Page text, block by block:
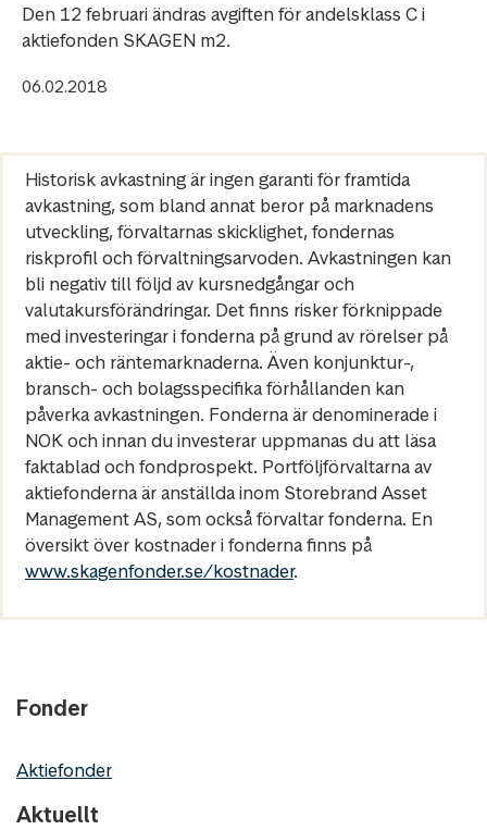
Den 12 februari ändras avgiften för andelsklass C i
aktiefonden SKAGEN m2.
06.02.2018
Historisk avkastning är ingen garanti för framtida
avkastning, som bland annat beror på marknadens
utveckling, förvaltarnas skicklighet, fondernas
riskprofil och förvaltningsarvoden. Avkastningen kan
bli negativ till följd av kursnedgångar och
valutakursförändringar. Det finns risker förknippade
med investeringar i fonderna på grund av rörelser på
aktie- och räntemarknaderna. Även konjunktur-,
bransch- och bolagsspecifika förhållanden kan
påverka avkastningen. Fonderna är denominerade i
NOK och innan du investerar uppmanas du att läsa
faktablad och fondprospekt. Portföljförvaltarna av
aktiefonderna är anställda inom Storebrand Asset
Management AS, som också förvaltar fonderna. En
översikt över kostnader i fonderna finns på
www.skagenfonder.se/kostnader.
Fonder
Aktiefonder
Aktuellt